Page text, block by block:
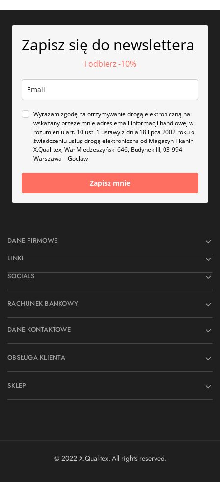
Zapisz się do newslettera
i odbierz -10%
Wyrażam zgodę na otrzymywanie drogą elektroniczną na
wskazany przeze mnie adres email informacji handlowej w
rozumieniu art. 10 ust. 1 ustawy z dnia 18 lipca 2002 roku o
świadczeniu usług drogą elektroniczną od Magazyn Tkanin
X.Qual-tex, Wał Miedzeszyński 646, Budynek III, 03-994
Warszawa – Gocław
Zapisz mnie
DANE FIRMOWE
LINKI
SOCIALS
RACHUNEK BANKOWY
DANE KONTAKTOWE
OBSŁUGA KLIENTA
SKLEP
© 2022 X.Qual-tex. All rights reserved.